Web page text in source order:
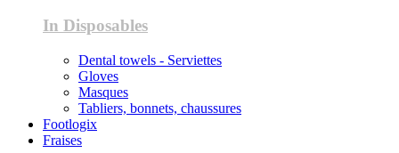
In Disposables
Dental towels - Serviettes
Gloves
Masques
Tabliers, bonnets, chaussures
Footlogix
Fraises